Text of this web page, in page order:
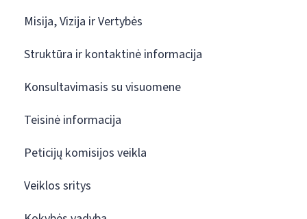
Misija, Vizija ir Vertybės
Struktūra ir kontaktinė informacija
Konsultavimasis su visuomene
Teisinė informacija
Peticijų komisijos veikla
Veiklos sritys